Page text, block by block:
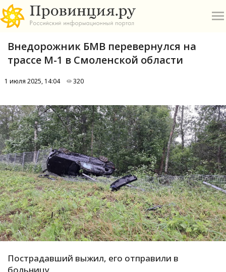
А
Б
В
Е
О
П
Р
С
Внедорожник БМВ перевернулся на
трассе М-1 в Смоленской области
1 июля 2025, 14:04 320
Пострадавший выжил, его отправили в
больницу